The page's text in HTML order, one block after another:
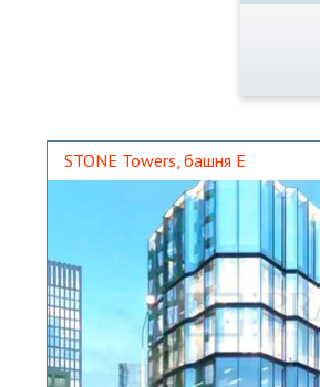
STONE Towers, башня Е